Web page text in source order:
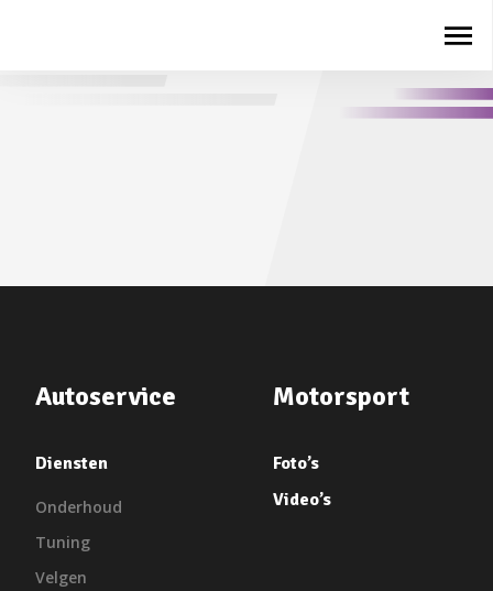
Autoservice
Diensten
Onderhoud
Tuning
Velgen
Motorsport
Foto’s
Video’s